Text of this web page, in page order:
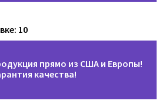
10
прямо из США и Европы!
качества!